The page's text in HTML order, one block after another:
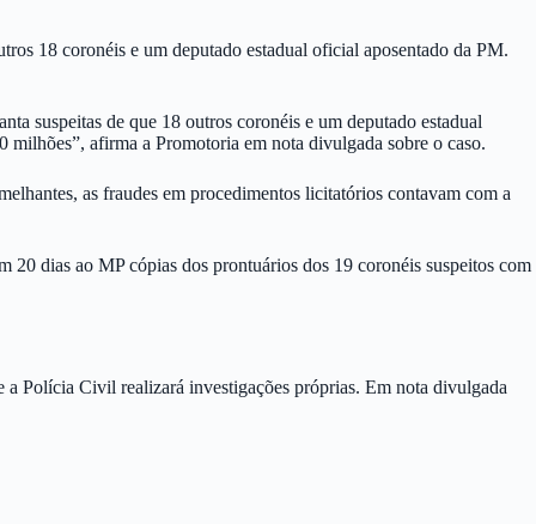
18 coronéis e um deputado estadual oficial aposentado da PM.
suspeitas de que 18 outros coronéis e um deputado estadual
milhões”, afirma a Promotoria em nota divulgada sobre o caso.
as fraudes em procedimentos licitatórios contavam com a
dias ao MP cópias dos prontuários dos 19 coronéis suspeitos com
Polícia Civil realizará investigações próprias. Em nota divulgada